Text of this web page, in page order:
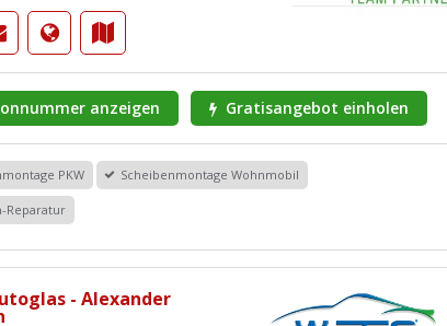
anzeigen Gratisangebot einholen
PKW Scheibenmontage Wohnmobil
Reparatur
- Alexander